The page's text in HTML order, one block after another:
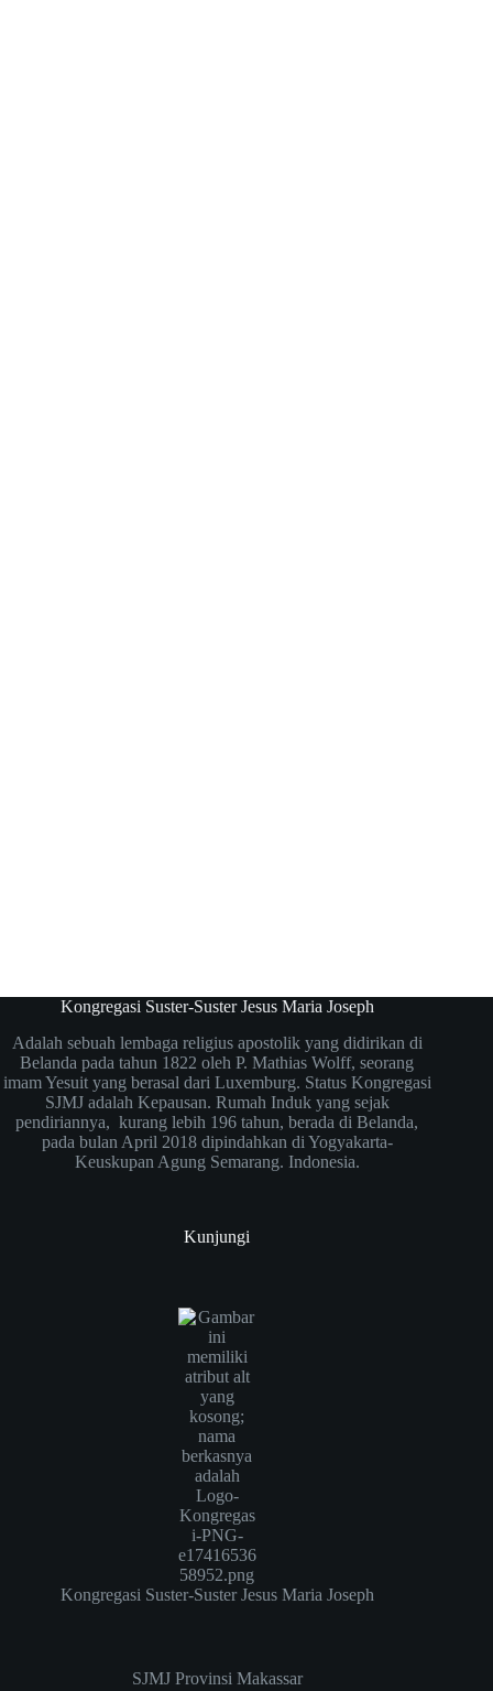
Kongregasi Suster-Suster Jesus Maria Joseph
Adalah sebuah lembaga religius apostolik yang didirikan di
Belanda pada tahun 1822 oleh P. Mathias Wolff, seorang
imam Yesuit yang berasal dari Luxemburg. Status Kongregasi
SJMJ adalah Kepausan. Rumah Induk yang sejak
pendiriannya, kurang lebih 196 tahun, berada di Belanda,
pada bulan April 2018 dipindahkan di Yogyakarta-
Keuskupan Agung Semarang. Indonesia.
Kunjungi
Kongregasi Suster-Suster Jesus Maria Joseph
SJMJ Provinsi Makassar